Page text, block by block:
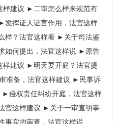
样建议 ►二审怎么样来规范有
挥证人证言作用，法官这样
样？法官这样看 ►关于司法鉴
如何提出，法官这样说 ►原告
样建议 ►明天要开庭？法官提
准备，法官这样建议 ►民事诉
侵权责任纠纷开庭，法官这样
官这样建议 ►关于一审查明事
事实的审查，法官这样说